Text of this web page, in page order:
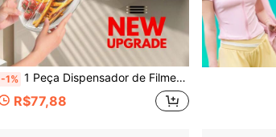
-1% 1 Peça Dispensador de Filme Plástico para Cozinha com Cortador, Suporte de Rolo de Filme Plástico - Cortador de Plástico Multifuncional para Filme Plástico, Papel de Cozimento e Papel Alumínio - Organizador de Cozinha Essencial para Preservação e Armazenamento de Alimentos, Acessórios de Cozinha, Decoração de Cozinha
R$77,88